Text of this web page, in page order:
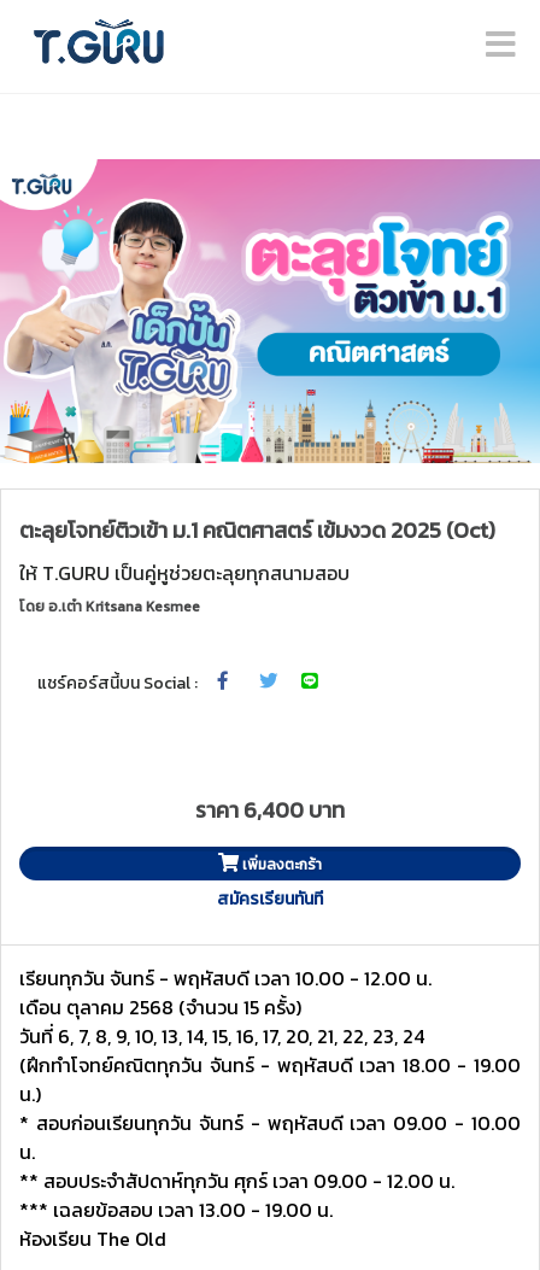
ตะลุยโจทย์ติวเข้า ม.1 คณิตศาสตร์ เข้มงวด 2025 (Oct)
ให้ T.GURU เป็นคู่หูช่วยตะลุยทุกสนามสอบ
โดยอ.เต๋า Kritsana Kesmee
แชร์คอร์สนี้บน Social :
ราคา 6,400 บาท
เพิ่มลงตะกร้า
สมัครเรียนทันที
เรียนทุกวัน จันทร์ - พฤหัสบดี เวลา 10.00 - 12.00 น.
เดือน ตุลาคม 2568 (จำนวน 15 ครั้ง)
วันที่ 6, 7, 8, 9, 10, 13, 14, 15, 16, 17, 20, 21, 22, 23, 24
(ฝึกทำโจทย์คณิตทุกวัน จันทร์ - พฤหัสบดี เวลา 18.00 - 19.00
น.)
* สอบก่อนเรียนทุกวัน จันทร์ - พฤหัสบดี เวลา 09.00 - 10.00
น.
** สอบประจำสัปดาห์ทุกวัน ศุกร์ เวลา 09.00 - 12.00 น.
*** เฉลยข้อสอบ เวลา 13.00 - 19.00 น.
ห้องเรียน The Old